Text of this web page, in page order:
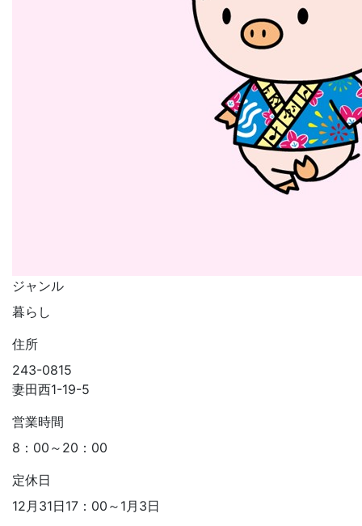
ジャンル
暮らし
住所
243-0815
妻田西1-19-5
営業時間
8：00～20：00
定休日
12月31日17：00～1月3日